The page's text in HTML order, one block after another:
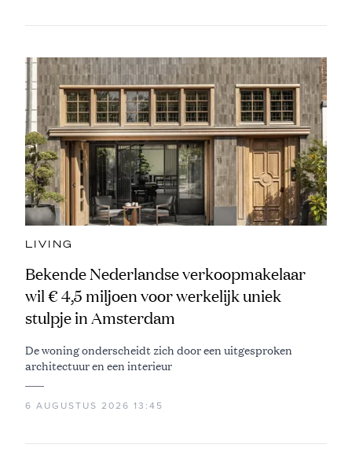
LIVING
Bekende Nederlandse verkoopmakelaar
wil € 4,5 miljoen voor werkelijk uniek
stulpje in Amsterdam
De woning onderscheidt zich door een uitgesproken
architectuur en een interieur
6 AUGUSTUS 2026 13:45